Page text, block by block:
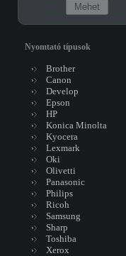
Nyomtató típusok
Brother
Canon
Develop
Epson
HP
Konica Minolta
Kyocera
Lexmark
Oki
Olivetti
Panasonic
Philips
Ricoh
Samsung
Sharp
Toshiba
Xerox